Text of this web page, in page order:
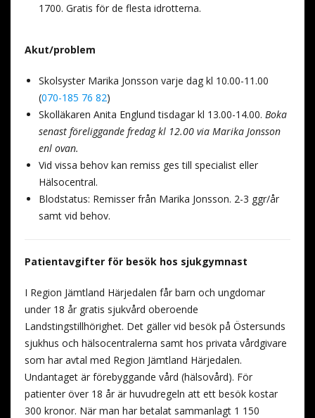
1700. Gratis för de flesta idrotterna.
Akut/problem
Skolsyster Marika Jonsson varje dag kl 10.00-11.00
(070-185 76 82)
Skolläkaren Anita Englund tisdagar kl 13.00-14.00. Boka
senast föreliggande fredag kl 12.00 via Marika Jonsson
enl ovan.
Vid vissa behov kan remiss ges till specialist eller
Hälsocentral.
Blodstatus: Remisser från Marika Jonsson. 2-3 ggr/år
samt vid behov.
Patientavgifter för besök hos sjukgymnast
I Region Jämtland Härjedalen får barn och ungdomar
under 18 år gratis sjukvård oberoende
Landstingstillhörighet. Det gäller vid besök på Östersunds
sjukhus och hälsocentralerna samt hos privata vårdgivare
som har avtal med Region Jämtland Härjedalen.
Undantaget är förebyggande vård (hälsovård). För
patienter över 18 år är huvudregeln att ett besök kostar
300 kronor. När man har betalat sammanlagt 1 150